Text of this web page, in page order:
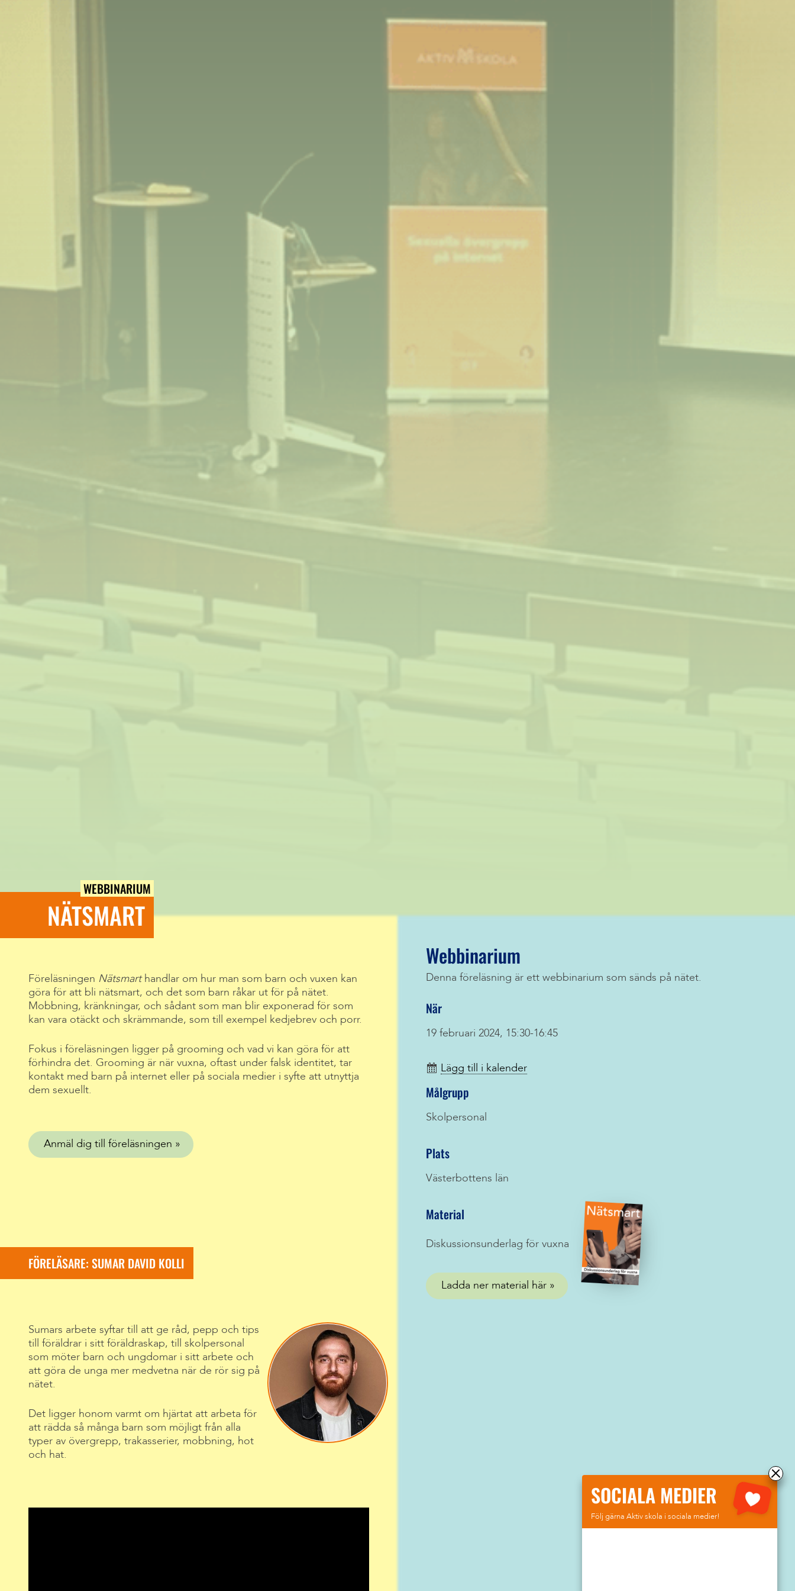
WEBBINARIUM
NÄTSMART
Föreläsningen Nätsmarthandlar om hur man som barn och vuxen kan
göra för att bli nätsmart, och det som barn råkar ut för på nätet.
Mobbning, kränkningar, och sådant som man blir exponerad för som
kan vara otäckt och skrämmande, som till exempel kedjebrev och porr.
Fokus i föreläsningen ligger på grooming och vad vi kan göra för att
förhindra det. Grooming är när vuxna, oftast under falsk identitet, tar
kontakt med barn på internet eller på sociala medier i syfte att utnyttja
dem sexuellt.
Anmäl dig till föreläsningen
FÖRELÄSARE: SUMAR DAVID KOLLI
Sumars arbete syftar till att ge råd, pepp och tips
till föräldrar i sitt föräldraskap, till skolpersonal
som möter barn och ungdomar i sitt arbete och
att göra de unga mer medvetna när de rör sig på
nätet.
Det ligger honom varmt om hjärtat att arbeta för
att rädda så många barn som möjligt från alla
typer av övergrepp, trakasserier, mobbning, hot
och hat.
Webbinarium
Denna föreläsning är ett webbinarium som sänds på nätet.
När
19 februari 2024, 15:30-16:45
Lägg till i kalender
Målgrupp
Skolpersonal
Plats
Västerbottens län
Material
Diskussionsunderlag för vuxna
Ladda ner material här
SOCIALA MEDIER
Följ gärna Aktiv skola i sociala medier!